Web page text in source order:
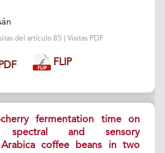
del artículo 85 | Visitas PDF
FLIP
fermentation time on
spectral and sensory
coffee beans in two